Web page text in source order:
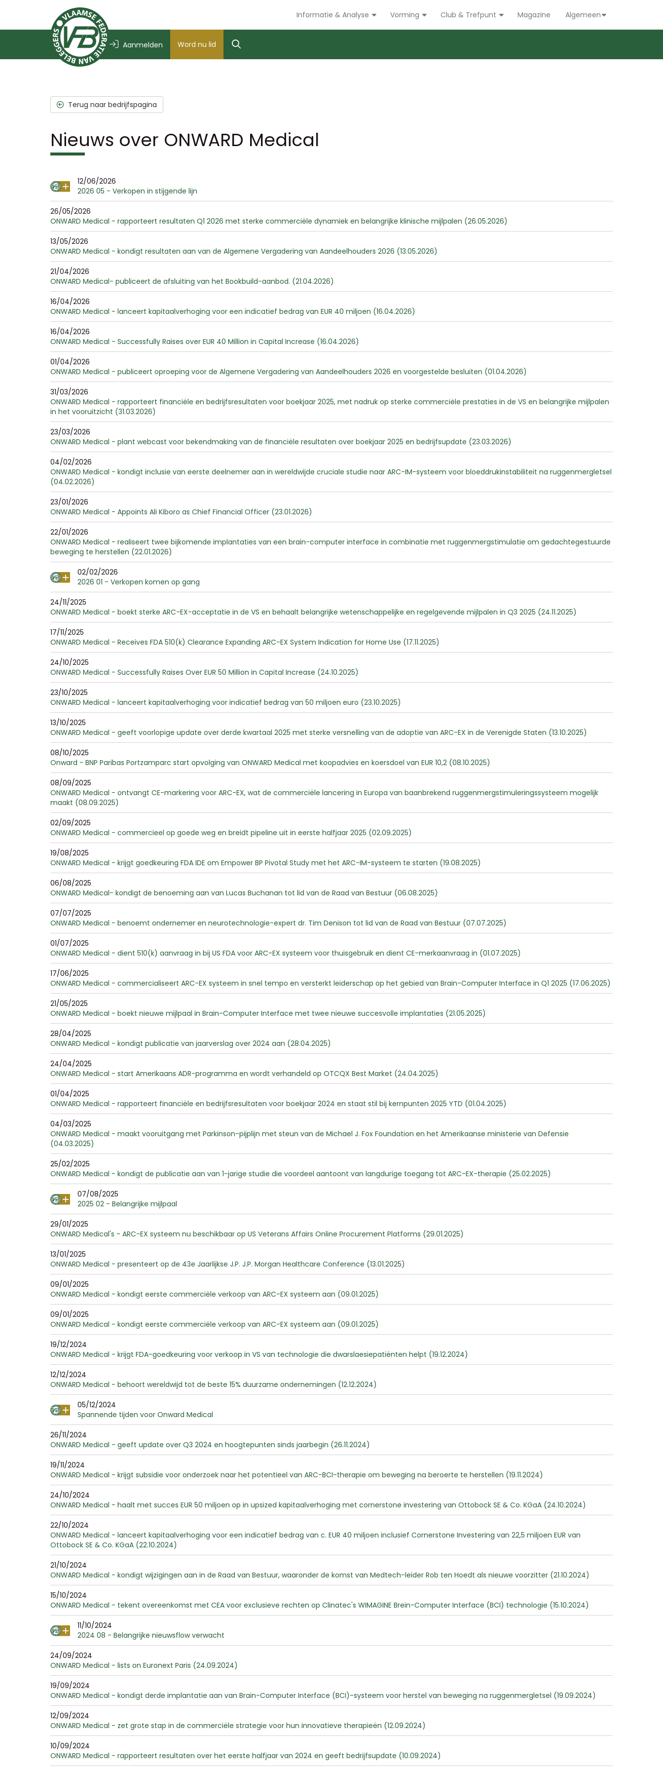
Informatie & Analyse Vorming Club & Trefpunt Magazine Algemeen
Aanmelden Word nu lid
Terug naar bedrijfspagina
Nieuws over ONWARD Medical
12/06/2026
2026 05 - Verkopen in stijgende lijn
26/05/2026
ONWARD Medical - rapporteert resultaten Q1 2026 met sterke commerciële dynamiek en belangrijke klinische mijlpalen (26.05.2026)
13/05/2026
ONWARD Medical - kondigt resultaten aan van de Algemene Vergadering van Aandeelhouders 2026 (13.05.2026)
21/04/2026
ONWARD Medical- publiceert de afsluiting van het Bookbuild-aanbod. (21.04.2026)
16/04/2026
ONWARD Medical - lanceert kapitaalverhoging voor een indicatief bedrag van EUR 40 miljoen (16.04.2026)
16/04/2026
ONWARD Medical - Successfully Raises over EUR 40 Million in Capital Increase (16.04.2026)
01/04/2026
ONWARD Medical - publiceert oproeping voor de Algemene Vergadering van Aandeelhouders 2026 en voorgestelde besluiten (01.04.2026)
31/03/2026
ONWARD Medical - rapporteert financiële en bedrijfsresultaten voor boekjaar 2025, met nadruk op sterke commerciële prestaties in de VS en belangrijke mijlpalen
in het vooruitzicht (31.03.2026)
23/03/2026
ONWARD Medical - plant webcast voor bekendmaking van de financiële resultaten over boekjaar 2025 en bedrijfsupdate (23.03.2026)
04/02/2026
ONWARD Medical - kondigt inclusie van eerste deelnemer aan in wereldwijde cruciale studie naar ARC-IM-systeem voor bloeddrukinstabiliteit na ruggenmergletsel
(04.02.2026)
23/01/2026
ONWARD Medical - Appoints Ali Kiboro as Chief Financial Officer (23.01.2026)
22/01/2026
ONWARD Medical - realiseert twee bijkomende implantaties van een brain-computer interface in combinatie met ruggenmergstimulatie om gedachtegestuurde
beweging te herstellen (22.01.2026)
02/02/2026
2026 01 - Verkopen komen op gang
24/11/2025
ONWARD Medical - boekt sterke ARC-EX-acceptatie in de VS en behaalt belangrijke wetenschappelijke en regelgevende mijlpalen in Q3 2025 (24.11.2025)
17/11/2025
ONWARD Medical - Receives FDA 510(k) Clearance Expanding ARC-EX System Indication for Home Use (17.11.2025)
24/10/2025
ONWARD Medical - Successfully Raises Over EUR 50 Million in Capital Increase (24.10.2025)
23/10/2025
ONWARD Medical - lanceert kapitaalverhoging voor indicatief bedrag van 50 miljoen euro (23.10.2025)
13/10/2025
ONWARD Medical - geeft voorlopige update over derde kwartaal 2025 met sterke versnelling van de adoptie van ARC-EX in de Verenigde Staten (13.10.2025)
08/10/2025
Onward - BNP Paribas Portzamparc start opvolging van ONWARD Medical met koopadvies en koersdoel van EUR 10,2 (08.10.2025)
08/09/2025
ONWARD Medical - ontvangt CE-markering voor ARC-EX, wat de commerciële lancering in Europa van baanbrekend ruggenmergstimuleringssysteem mogelijk
maakt (08.09.2025)
02/09/2025
ONWARD Medical - commercieel op goede weg en breidt pipeline uit in eerste halfjaar 2025 (02.09.2025)
19/08/2025
ONWARD Medical - krijgt goedkeuring FDA IDE om Empower BP Pivotal Study met het ARC-IM-systeem te starten (19.08.2025)
06/08/2025
ONWARD Medical- kondigt de benoeming aan van Lucas Buchanan tot lid van de Raad van Bestuur (06.08.2025)
07/07/2025
ONWARD Medical - benoemt ondernemer en neurotechnologie-expert dr. Tim Denison tot lid van de Raad van Bestuur (07.07.2025)
01/07/2025
ONWARD Medical - dient 510(k) aanvraag in bij US FDA voor ARC-EX systeem voor thuisgebruik en dient CE-merkaanvraag in (01.07.2025)
17/06/2025
ONWARD Medical - commercialiseert ARC-EX systeem in snel tempo en versterkt leiderschap op het gebied van Brain-Computer Interface in Q1 2025 (17.06.2025)
21/05/2025
ONWARD Medical - boekt nieuwe mijlpaal in Brain-Computer Interface met twee nieuwe succesvolle implantaties (21.05.2025)
28/04/2025
ONWARD Medical - kondigt publicatie van jaarverslag over 2024 aan (28.04.2025)
24/04/2025
ONWARD Medical - start Amerikaans ADR-programma en wordt verhandeld op OTCQX Best Market (24.04.2025)
01/04/2025
ONWARD Medical - rapporteert financiële en bedrijfsresultaten voor boekjaar 2024 en staat stil bij kernpunten 2025 YTD (01.04.2025)
04/03/2025
ONWARD Medical - maakt vooruitgang met Parkinson-pijplijn met steun van de Michael J. Fox Foundation en het Amerikaanse ministerie van Defensie
(04.03.2025)
25/02/2025
ONWARD Medical - kondigt de publicatie aan van 1-jarige studie die voordeel aantoont van langdurige toegang tot ARC-EX-therapie (25.02.2025)
07/08/2025
2025 02 - Belangrijke mijlpaal
29/01/2025
ONWARD Medical's - ARC-EX systeem nu beschikbaar op US Veterans Affairs Online Procurement Platforms (29.01.2025)
13/01/2025
ONWARD Medical - presenteert op de 43e Jaarlijkse J.P. J.P. Morgan Healthcare Conference (13.01.2025)
09/01/2025
ONWARD Medical - kondigt eerste commerciële verkoop van ARC-EX systeem aan (09.01.2025)
09/01/2025
ONWARD Medical - kondigt eerste commerciële verkoop van ARC-EX systeem aan (09.01.2025)
19/12/2024
ONWARD Medical - krijgt FDA-goedkeuring voor verkoop in VS van technologie die dwarslaesiepatiënten helpt (19.12.2024)
12/12/2024
ONWARD Medical - behoort wereldwijd tot de beste 15% duurzame ondernemingen (12.12.2024)
05/12/2024
Spannende tijden voor Onward Medical
26/11/2024
ONWARD Medical - geeft update over Q3 2024 en hoogtepunten sinds jaarbegin (26.11.2024)
19/11/2024
ONWARD Medical - krijgt subsidie voor onderzoek naar het potentieel van ARC-BCI-therapie om beweging na beroerte te herstellen (19.11.2024)
24/10/2024
ONWARD Medical - haalt met succes EUR 50 miljoen op in upsized kapitaalverhoging met cornerstone investering van Ottobock SE & Co. KGaA (24.10.2024)
22/10/2024
ONWARD Medical - lanceert kapitaalverhoging voor een indicatief bedrag van c. EUR 40 miljoen inclusief Cornerstone Investering van 22,5 miljoen EUR van
Ottobock SE & Co. KGaA (22.10.2024)
21/10/2024
ONWARD Medical - kondigt wijzigingen aan in de Raad van Bestuur, waaronder de komst van Medtech-leider Rob ten Hoedt als nieuwe voorzitter (21.10.2024)
15/10/2024
ONWARD Medical - tekent overeenkomst met CEA voor exclusieve rechten op Clinatec's WIMAGINE Brein-Computer Interface (BCI) technologie (15.10.2024)
11/10/2024
2024 08 - Belangrijke nieuwsflow verwacht
24/09/2024
ONWARD Medical - lists on Euronext Paris (24.09.2024)
19/09/2024
ONWARD Medical - kondigt derde implantatie aan van Brain-Computer Interface (BCI)-systeem voor herstel van beweging na ruggenmergletsel (19.09.2024)
12/09/2024
ONWARD Medical - zet grote stap in de commerciële strategie voor hun innovatieve therapieën (12.09.2024)
10/09/2024
ONWARD Medical - rapporteert resultaten over het eerste halfjaar van 2024 en geeft bedrijfsupdate (10.09.2024)